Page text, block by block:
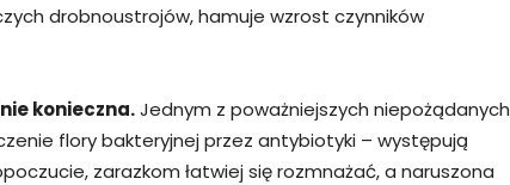
drobnoustrojów, hamuje wzrost czynników
konieczna.Jednym z poważniejszych niepożądanych
flory bakteryjnej przez antybiotyki – występują
zarazkom łatwiej się rozmnażać, a naruszona